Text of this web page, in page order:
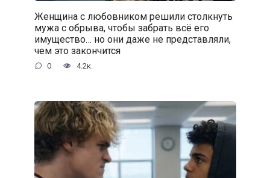
Женщина с любовником решили столкнуть
мужа с обрыва, чтобы забрать всё его
имущество… но они даже не представляли,
чем это закончится
0 4.2к.